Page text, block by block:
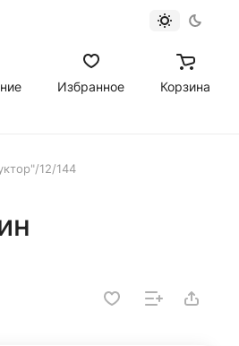
Избранное Корзина
12/144